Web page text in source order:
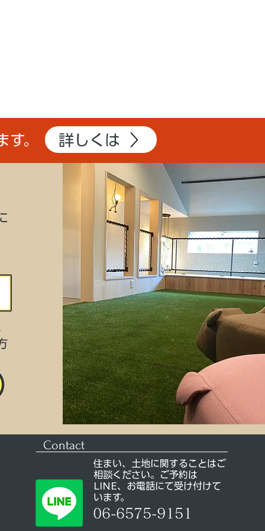
。 詳しくは
Contact
住まい、土地に関することはご
相談ください。ご予約は
LINE、お電話にて受け付けて
います。
06-6575-9151